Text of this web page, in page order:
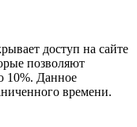
доступ на сайте
позволяют
10%. Данное
времени.